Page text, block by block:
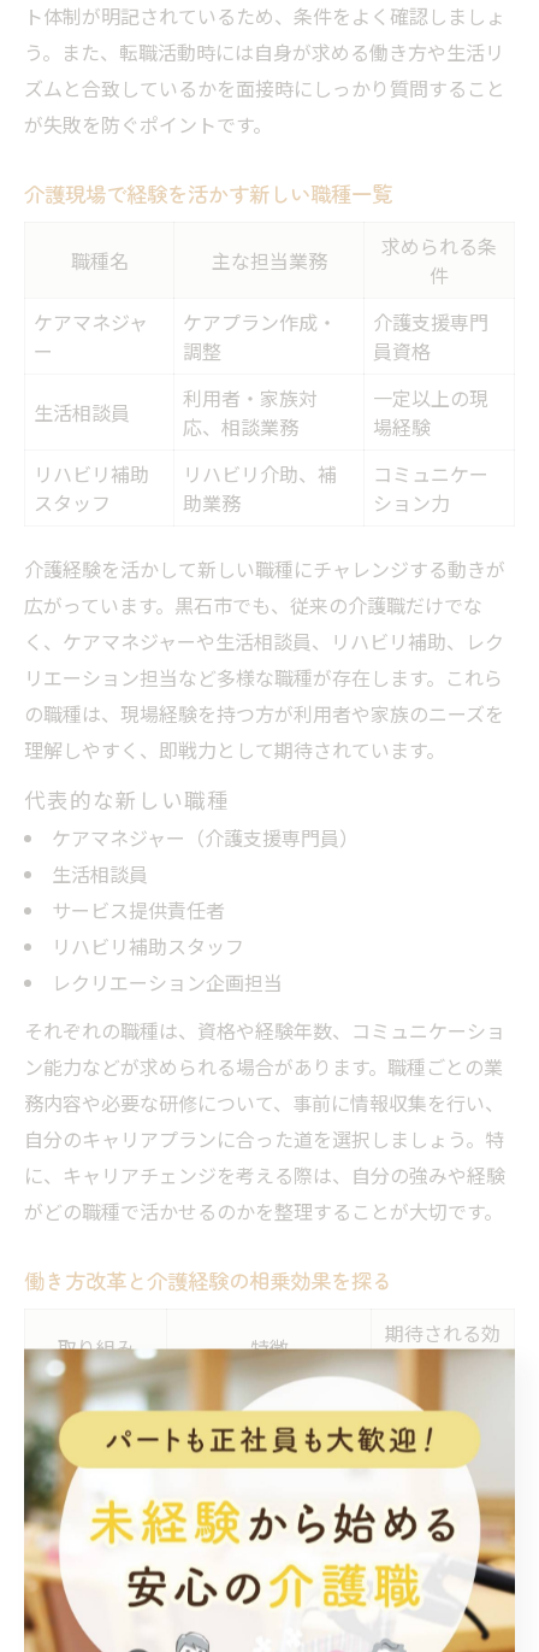
ト体制が明記されているため、条件をよく確認しましょ
う。また、転職活動時には自身が求める働き方や生活リ
ズムと合致しているかを面接時にしっかり質問すること
が失敗を防ぐポイントです。
介護現場で経験を活かす新しい職種一覧
職種名 主な担当業務
求められる条
件
ケアマネジャ
ー
ケアプラン作成・
調整
介護支援専門
員資格
生活相談員
利用者・家族対
応、相談業務
一定以上の現
場経験
リハビリ補助
スタッフ
リハビリ介助、補
助業務
コミュニケー
ション力
介護経験を活かして新しい職種にチャレンジする動きが
広がっています。黒石市でも、従来の介護職だけでな
く、ケアマネジャーや生活相談員、リハビリ補助、レク
リエーション担当など多様な職種が存在します。これら
の職種は、現場経験を持つ方が利用者や家族のニーズを
理解しやすく、即戦力として期待されています。
代表的な新しい職種
ケアマネジャー（介護支援専門員）
生活相談員
サービス提供責任者
リハビリ補助スタッフ
レクリエーション企画担当
それぞれの職種は、資格や経験年数、コミュニケーショ
ン能力などが求められる場合があります。職種ごとの業
務内容や必要な研修について、事前に情報収集を行い、
自分のキャリアプランに合った道を選択しましょう。特
に、キャリアチェンジを考える際は、自分の強みや経験
がどの職種で活かせるのかを整理することが大切です。
働き方改革と介護経験の相乗効果を探る
取り組み 特徴
期待される効
果
時短勤務
勤務時間を短縮でき
る
家庭と仕事の
両立
フレックスタ
イム
択可能
生活リズムの
調整
在宅対応 在宅での業務可能
働きやすさの
向上